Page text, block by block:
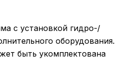
с установкой гидро-/
оборудования.
быть укомплектована